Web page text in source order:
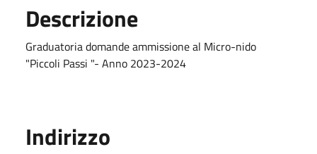
Descrizione
Graduatoria domande ammissione al Micro-nido
"Piccoli Passi "- Anno 2023-2024
Indirizzo